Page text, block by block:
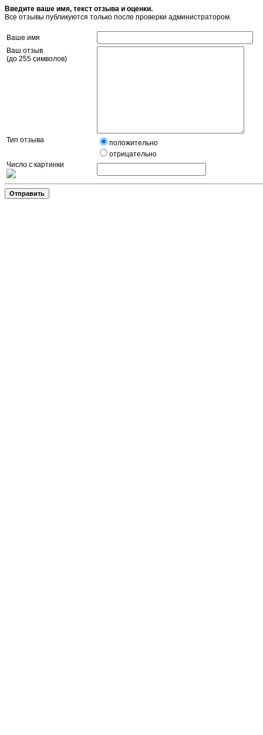
Введите ваше имя, текст отзыва и оценки.
Все отзывы публикуются только после проверки администратором.
Ваше имя
Ваш отзыв
(до 255 символов)
Тип отзыва
положительно
отрицательно
Число с картинки